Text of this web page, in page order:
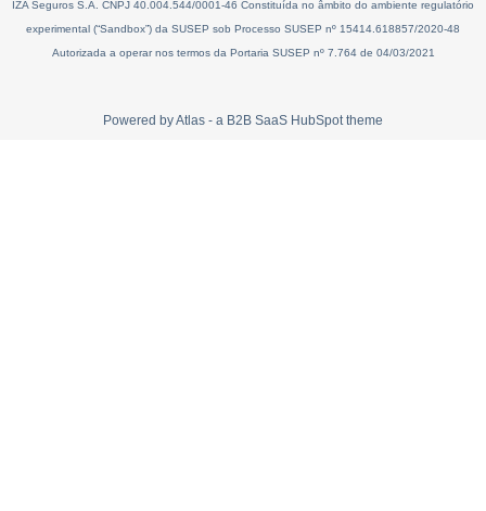
IZA Seguros S.A. CNPJ 40.004.544/0001-46 Constituída no âmbito do ambiente regulatório
experimental (“Sandbox”) da SUSEP sob Processo SUSEP nº 15414.618857/2020-48
Autorizada a operar nos termos da Portaria SUSEP nº 7.764 de 04/03/2021
Powered by Atlas - a B2B SaaS HubSpot theme